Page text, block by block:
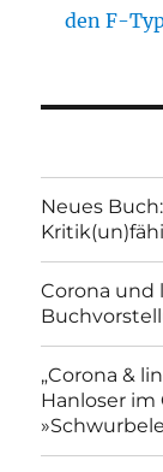
den F-
Neues
Corona und
„Corona &
Hanloser im